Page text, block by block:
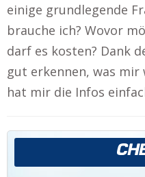
einige grundlegende
brauche ich? Wovor
darf es kosten? Dank
gut erkennen, was
hat mir die Infos